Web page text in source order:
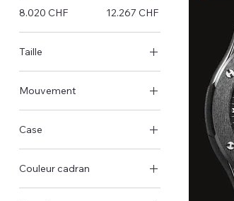
8.020 CHF 12.267 CHF
Taille
45mm
Mouvement
Case
Keramik-Gehäuse
Couleur cadran